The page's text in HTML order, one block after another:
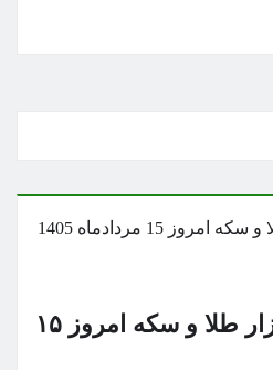
قیمت بازگشایی بازار طلا و سکه امروز ۱۵